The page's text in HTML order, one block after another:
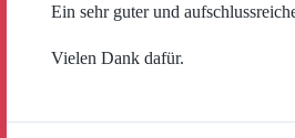
Ein sehr guter und
Vielen Dank dafür.